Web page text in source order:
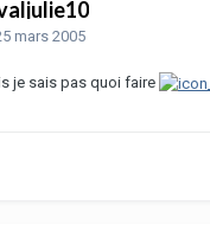
mars 2005
je sais pas quoi faire